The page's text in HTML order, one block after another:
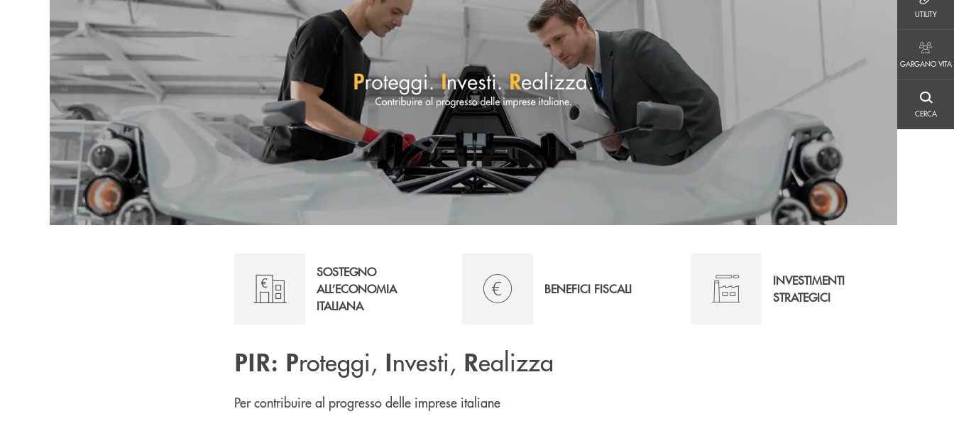
UTILITY
GARGANO VITA
CERCA
SOSTEGNO
ALL’ECONOMIA
ITALIANA
BENEFICI FISCALI
INVESTIMENTI
STRATEGICI
PIR: Proteggi, Investi, Realizza
Per contribuire al progresso delle imprese italiane